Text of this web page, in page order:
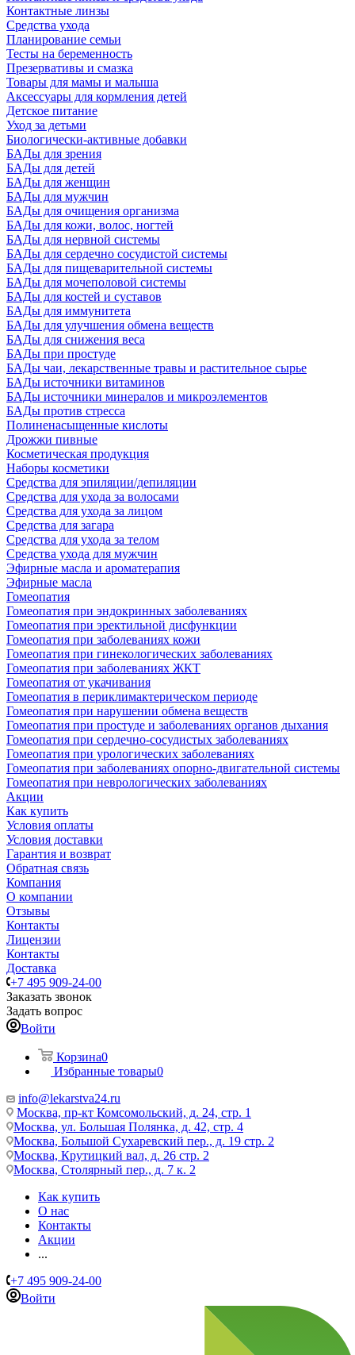
Контактные линзы
Средства ухода
Планирование семьи
Тесты на беременность
Презервативы и смазка
Товары для мамы и малыша
Аксессуары для кормления детей
Детское питание
Уход за детьми
Биологически-активные добавки
БАДы для зрения
БАДы для детей
БАДы для женщин
БАДы для мужчин
БАДы для очищения организма
БАДы для кожи, волос, ногтей
БАДы для нервной системы
БАДы для сердечно сосудистой системы
БАДы для пищеварительной системы
БАДы для мочеполовой системы
БАДы для костей и суставов
БАДы для иммунитета
БАДы для улучшения обмена веществ
БАДы для снижения веса
БАДы при простуде
БАДы чаи, лекарственные травы и растительное сырье
БАДы источники витаминов
БАДы источники минералов и микроэлементов
БАДы против стресса
Полиненасыщенные кислоты
Дрожжи пивные
Косметическая продукция
Наборы косметики
Средства для эпиляции/депиляции
Средства для ухода за волосами
Средства для ухода за лицом
Средства для загара
Средства для ухода за телом
Средства ухода для мужчин
Эфирные масла и ароматерапия
Эфирные масла
Гомеопатия
Гомеопатия при эндокринных заболеваниях
Гомеопатия при эректильной дисфункции
Гомеопатия при заболеваниях кожи
Гомеопатия при гинекологических заболеваниях
Гомеопатия при заболеваниях ЖКТ
Гомеопатия от укачивания
Гомеопатия в периклимактерическом периоде
Гомеопатия при нарушении обмена веществ
Гомеопатия при простуде и заболеваниях органов дыхания
Гомеопатия при сердечно-сосудистых заболеваниях
Гомеопатия при урологических заболеваниях
Гомеопатия при заболеваниях опорно-двигательной системы
Гомеопатия при неврологических заболеваниях
Акции
Как купить
Условия оплаты
Условия доставки
Гарантия и возврат
Обратная связь
Компания
О компании
Отзывы
Контакты
Лицензии
Контакты
Доставка
+7 495 909-24-00
Заказать звонок
Задать вопрос
Войти
Корзина0
Избранные товары0
info@lekarstva24.ru
Москва, пр-кт Комсомольский, д. 24, стр. 1
Москва, ул. Большая Полянка, д. 42, стр. 4
Москва, Большой Сухаревский пер., д. 19 стр. 2
Москва, Крутицкий вал, д. 26 стр. 2
Москва, Столярный пер., д. 7 к. 2
Как купить
О нас
Контакты
Акции
...
+7 495 909-24-00
Войти